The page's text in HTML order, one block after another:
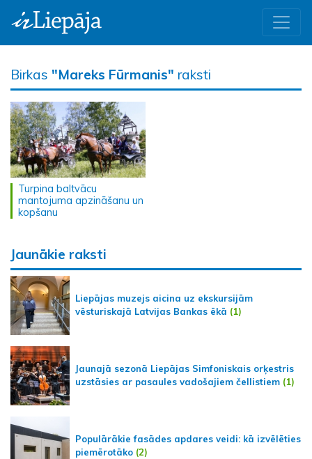
Birkas "Mareks Fūrmanis" raksti
Turpina baltvācu
mantojuma apzināšanu un
kopšanu
Jaunākie raksti
Liepājas muzejs aicina uz ekskursijām
vēsturiskajā Latvijas Bankas ēkā (1)
Jaunajā sezonā Liepājas Simfoniskais orķestris
uzstāsies ar pasaules vadošajiem čellistiem (1)
Populārākie fasādes apdares veidi: kā izvēlēties
piemērotāko (2)